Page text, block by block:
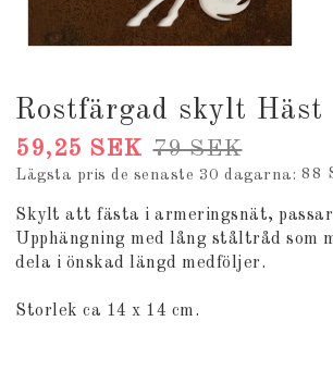
Rostfärgad skylt Häst
79 SEK
59,25 SEK
Lägsta pris de senaste 30 dagarna 88
Skylt att fästa i armeringsnät,
Upphängning med lång ståltråd som
dela i önskad längd medföljer.
Storlek ca 14 x 14 cm.